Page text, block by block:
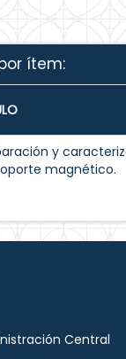
ítem:
y
magnético.
Central